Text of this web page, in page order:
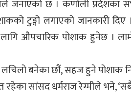
छ । कर्णाली प्रदेशका
टुङ्गो लगाएको जानकारी
औपचारिक पोशाक हुनेछ ।
बनेका छौं, सहज हुने पोशाक
सांसद धर्मराज रेग्मीले भने,